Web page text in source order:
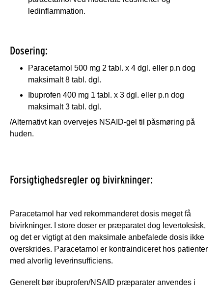
ledinflammation.
Dosering:
Paracetamol 500 mg 2 tabl. x 4 dgl. eller p.n dog
maksimalt 8 tabl. dgl.
Ibuprofen 400 mg 1 tabl. x 3 dgl. eller p.n dog
maksimalt 3 tabl. dgl.
/Alternativt kan overvejes NSAID-gel til påsmøring på
huden.
Forsigtighedsregler og bivirkninger:
Paracetamol har ved rekommanderet dosis meget få
bivirkninger. I store doser er præparatet dog levertoksisk,
og det er vigtigt at den maksimale anbefalede dosis ikke
overskrides. Paracetamol er kontraindiceret hos patienter
med alvorlig leverinsufficiens.
Generelt bør ibuprofen/NSAID præparater anvendes i